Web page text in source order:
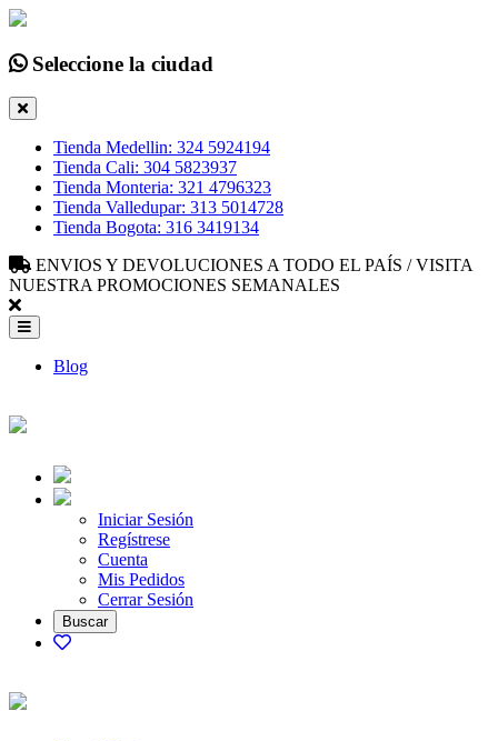
Seleccione la ciudad
Tienda Medellin: 324 5924194
Tienda Cali: 304 5823937
Tienda Monteria: 321 4796323
Tienda Valledupar: 313 5014728
Tienda Bogota: 316 3419134
ENVIOS Y DEVOLUCIONES A TODO EL PAÍS / VISITA
NUESTRA PROMOCIONES SEMANALES
Blog
Iniciar Sesión
Regístrese
Cuenta
Mis Pedidos
Cerrar Sesión